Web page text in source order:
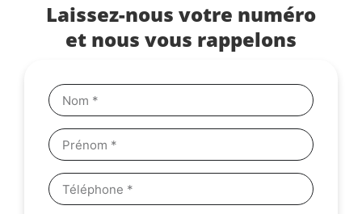
Laissez-nous votre numéro
et nous vous rappelons